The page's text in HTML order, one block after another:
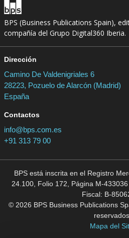
BPS (Business Publications Spain),
compañía del Grupo Digital360 Iberia.
Dirección
Camino De Valdenigriales 6
28223, Pozuelo de Alarcón (Madrid)
España
Contactos
info@bps.com.es
+91 313 79 00
BPS está inscrita en el Registro
24.100, Folio 172, Página M-
Fiscal: B-
© 2026 BPS Business Publications
reservados.
Mapa del